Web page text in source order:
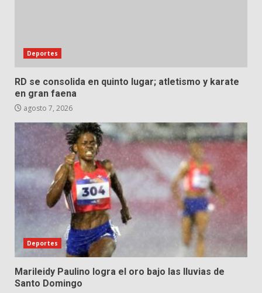
Deportes
RD se consolida en quinto lugar; atletismo y karate
en gran faena
agosto 7, 2026
Deportes
Marileidy Paulino logra el oro bajo las lluvias de
Santo Domingo